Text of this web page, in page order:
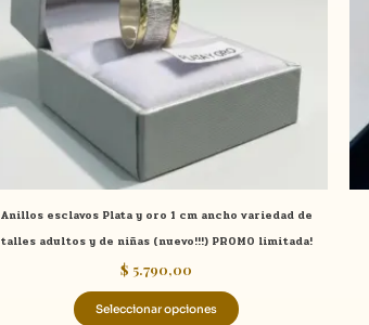
Anillos esclavos Plata y oro 1 cm ancho variedad de
talles adultos y de niñas (nuevo!!!) PROMO limitada!
$ 5.790,00
Seleccionar opciones
pueden
elegir
la
de
producto